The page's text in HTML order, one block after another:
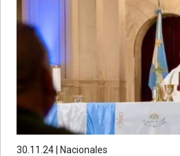
30.11.24 | Nacionales